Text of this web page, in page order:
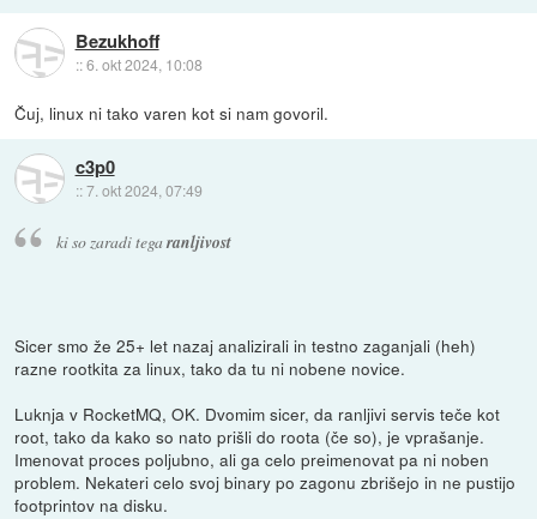
Bezukhoff
::6. okt 2024, 10:08
Čuj, linux ni tako varen kot si nam govoril.
c3p0
::7. okt 2024, 07:49
ki so zaradi tegaranljivost
Sicer smo že 25+ let nazaj analizirali in testno zaganjali (heh)
razne rootkita za linux, tako da tu ni nobene novice.
Luknja v RocketMQ, OK. Dvomim sicer, da ranljivi servis teče kot
root, tako da kako so nato prišli do roota (če so), je vprašanje.
Imenovat proces poljubno, ali ga celo preimenovat pa ni noben
problem. Nekateri celo svoj binary po zagonu zbrišejo in ne pustijo
footprintov na disku.